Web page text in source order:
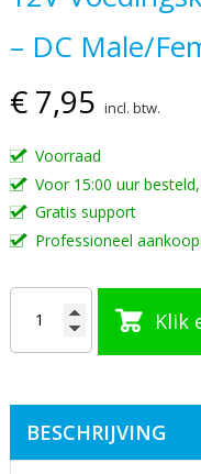
naar
van
de
afbeeldingen-
gallerij
– DC Male/
€ 7,95 incl. btw.
Voorraad
Voor 15:00 uur
Gratis support
Professioneel
Klik
BESCHRIJVING